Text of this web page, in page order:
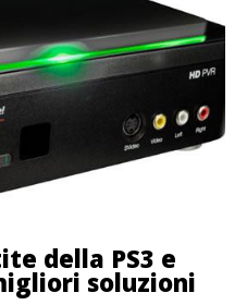
della PS3 e
soluzioni